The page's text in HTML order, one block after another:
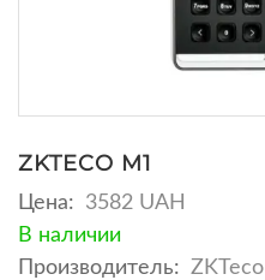
ZKTECO M1
Цена:
3582 UAH
В наличии
Производитель: ZKTeco